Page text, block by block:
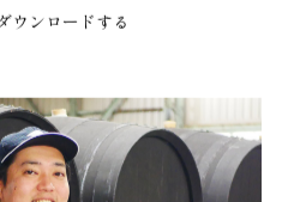
ウンロードする